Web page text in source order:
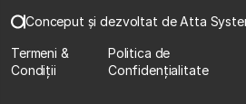
Conceput și dezvoltat de Atta
Termeni &
Condiții
Politica de
Confidențialitate